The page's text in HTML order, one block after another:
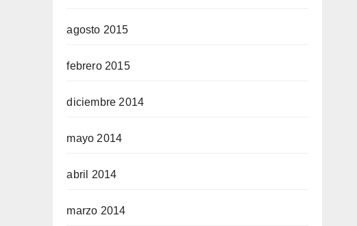
agosto 2015
febrero 2015
diciembre 2014
mayo 2014
abril 2014
marzo 2014